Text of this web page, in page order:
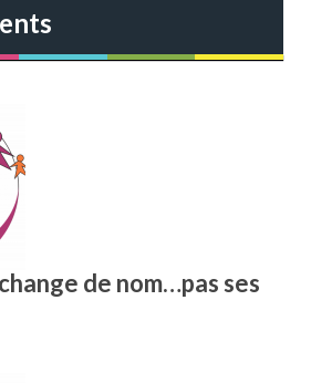
de nom…pas ses